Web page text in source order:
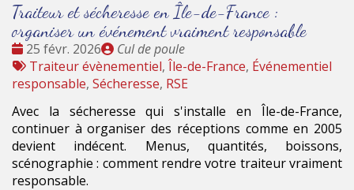
Traiteur et sécheresse en Île-de-France :
organiser un événement vraiment responsable
Date
:
25 févr. 2026
Publié
par
Cul de poule
Tags
:
Traiteur évènementiel, Île-de-France, Événementiel
responsable, Sécheresse, RSE
Avec la sécheresse qui s'installe en Île-de-France,
continuer à organiser des réceptions comme en 2005
devient indécent. Menus, quantités, boissons,
scénographie : comment rendre votre traiteur vraiment
responsable.